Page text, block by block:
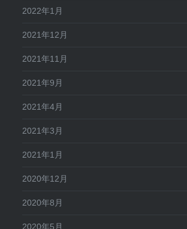
2022年1月
2021年12月
2021年11月
2021年9月
2021年4月
2021年3月
2021年1月
2020年12月
2020年8月
2020年5月